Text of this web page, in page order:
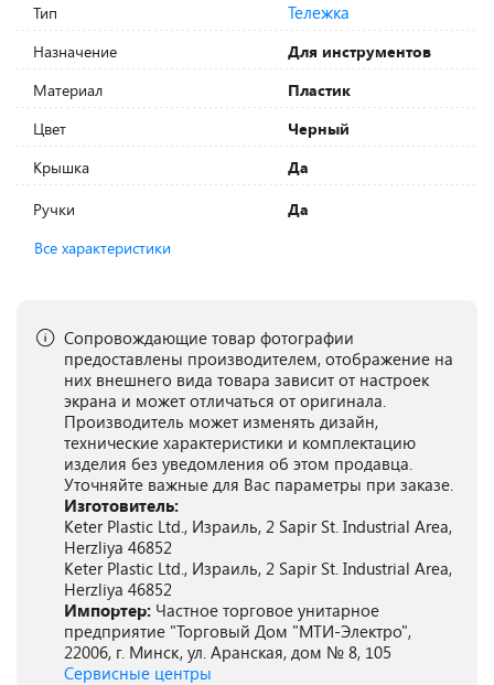
Тип Тележка
Назначение
Для инструментов
Материал
Пластик
Цвет
Черный
Крышка
Да
Ручки
Да
Все характеристики
Сопровождающие товар фотографии
предоставлены производителем, отображение на
них внешнего вида товара зависит от настроек
экрана и может отличаться от оригинала.
Производитель может изменять дизайн,
технические характеристики и комплектацию
изделия без уведомления об этом продавца.
Уточняйте важные для Вас параметры при заказе.
Изготовитель:
Keter Plastic Ltd., Израиль, 2 Sapir St. Industrial Area,
Herzliya 46852
Keter Plastic Ltd., Израиль, 2 Sapir St. Industrial Area,
Herzliya 46852
Импортер: Частное торговое унитарное
предприятие "Торговый Дом "МТИ-Электро",
22006, г. Минск, ул. Аранская, дом № 8, 105
Сервисные центры